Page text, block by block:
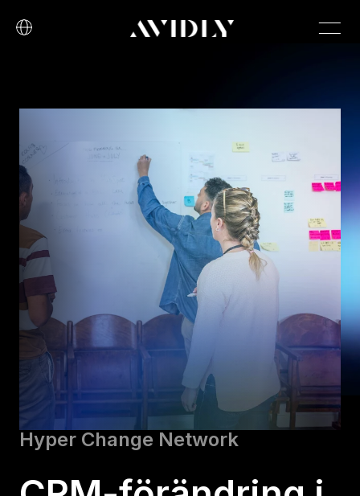
Hyper Change Network